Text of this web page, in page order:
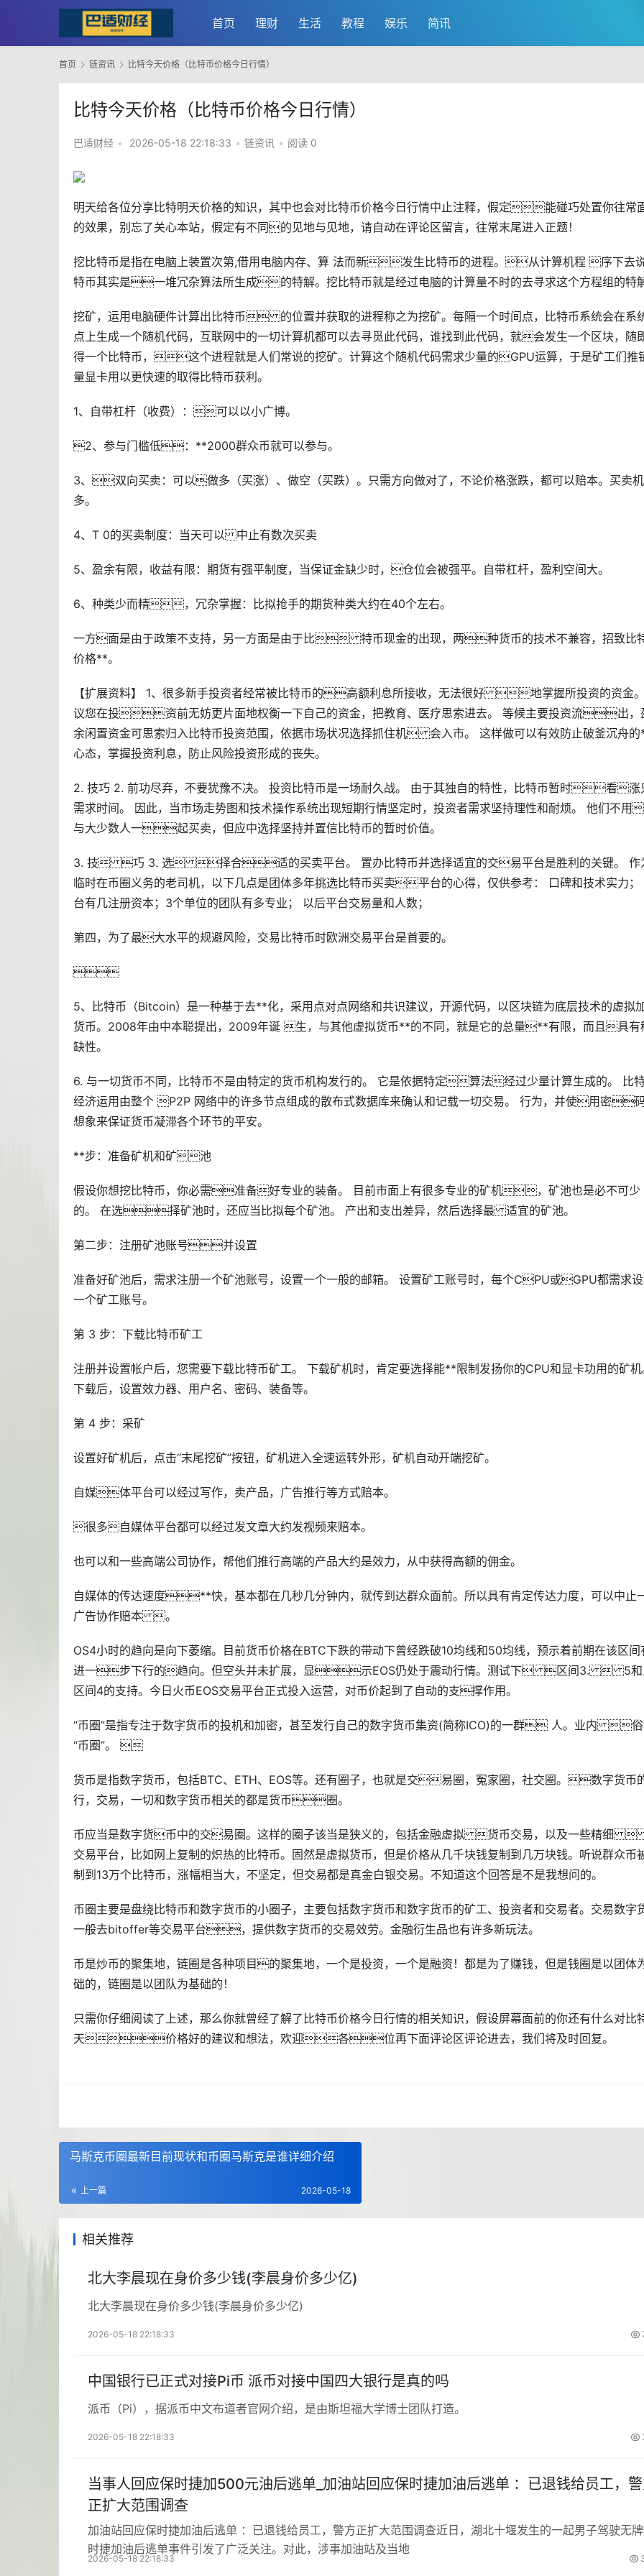
首页 理财 生活 教程 娱乐 简讯
首页 链资讯 比特今天价格（比特币价格今日行情）
比特今天价格（比特币价格今日行情）
巴适财经 • 2026-05-18 22:18:33 • 链资讯 • 阅读 0
明天给各位分享比特明天价格的知识，其中也会对比特币价格今日行情中止注释，假定能碰巧处置你往常
的效果，别忘了关心本站，假定有不同的见地与见地，请自动在评论区留言，往常末尾进入正题！
挖比特币是指在电脑上装置次第,借用电脑内存、算 法而新发生比特币的进程。从计算机程 序下去
特币其实是一堆冗杂算法所生成的特解。挖比特币就是经过电脑的计算量不时的去寻求这个方程组的特
挖矿，运用电脑硬件计算出比特币 的位置并获取的进程称之为挖矿。每隔一个时间点，比特币系统会在系
点上生成一个随机代码，互联网中的一切计算机都可以去寻觅此代码，谁找到此代码，就会发生一个区块，随
得一个比特币，这个进程就是人们常说的挖矿。计算这个随机代码需求少量的GPU运算，于是矿工们推
量显卡用以更快速的取得比特币获利。
1、自带杠杆 （收费）：可以以小广博。
2、参与门槛低：**2000群众币就可以参与。
3、双向买卖：可以做多（买涨）、 做空 （买跌）。只需方向做对了，不论价格涨跌，都可以赔本。买卖
多。
4、T 0的买卖制度：当天可以 中止有数次买卖
5、盈余有限，收益有限：期货有强平制度，当保证金缺少时，仓位会被强平。自带杠杆，盈利空间大。
6、种类少而精，冗杂掌握：比拟抢手的期货种类大约在40个左右。
一方面是由于政策不支持，另一方面是由于比 特币现金的出现，两种货币的技术不兼容，招致比
价格**。
【扩展资料】 1、很多新手投资者经常被比特币的高额利息所接收，无法很好 地掌握所投资的资金
议您在投资前无妨更片面地权衡一下自己的资金，把教育、医疗思索进去。 等候主要投资流出，
余闲置资金可思索归入比特币投资范围，依据市场状况选择抓住机 会入市。 这样做可以有效防止破釜沉舟
心态，掌握投资利息，防止风险投资形成的丧失。
2. 技巧 2. 前功尽弃，不要犹豫不决。 投资比特币是一场耐久战。 由于其独自的特性，比特币暂时看涨
需求时间。 因此，当市场走势图和技术操作系统出现短期行情坚定时，投资者需求坚持理性和耐烦。 他们不
与大少数人一起买卖，但应中选择坚持并置信比特币的暂时价值。
3. 技 巧 3. 选 择合适的买卖平台。 置办比特币并选择适宜的交易平台是胜利的关键。 作
临时在币圈义务的老司机，以下几点是团体多年挑选比特币买卖平台的心得，仅供参考： 口碑和技术实力；
台有几注册资本；3个单位的团队有多专业； 以后平台交易量和人数；
第四，为了最大水平的规避风险，交易比特币时欧洲交易平台是首要的。

5、比特币（Bitcoin）是一种基于去**化，采用点对点网络和共识建议，开源代码，以区块链为底层技术的虚拟
货币。2008年由中本聪提出，2009年诞 生，与其他虚拟货币**的不同，就是它的总量**有限，而且具有
缺性。
6. 与一切货币不同，比特币不是由特定的货币机构发行的。 它是依据特定算法经过少量计算生成的。 比
经济运用由整个 P2P 网络中的许多节点组成的散布式数据库来确认和记载一切交易。 行为，并使用密
想象来保证货币凝滞各个环节的平安。
**步：准备矿机和矿池
假设你想挖比特币，你必需准备好专业的装备。 目前市面上有很多专业的矿机，矿池也是必不可少
的。 在选择矿池时，还应当比拟每个矿池。 产出和支出差异，然后选择最 适宜的矿池。
第二步：注册矿池账号并设置
准备好矿池后，需求注册一个矿池账号，设置一个一般的邮箱。 设置矿工账号时，每个CPU或GPU都需求
一个矿工账号。
第 3 步：下载比特币矿工
注册并设置帐户后，您需要下载比特币矿工。 下载矿机时，肯定要选择能**限制发扬你的CPU和显卡功用的矿
下载后，设置效力器、用户名、密码、装备等。
第 4 步：采矿
设置好矿机后，点击“末尾挖矿”按钮，矿机进入全速运转外形，矿机自动开端挖矿。
自媒体平台可以经过写作，卖产品，广告推行等方式赔本。
很多自媒体平台都可以经过发文章大约发视频来赔本。
也可以和一些高端公司协作，帮他们推行高端的产品大约是效力，从中获得高额的佣金。
自媒体的传达速度**快，基本都在几秒几分钟内，就传到达群众面前。所以具有肯定传达力度，可以中止
广告协作赔本 。
OS4小时的趋向是向下萎缩。目前货币价格在BTC下跌的带动下曾经跌破10均线和50均线，预示着前期在该区间
进一步下行的趋向。但空头并未扩展，显示EOS仍处于震动行情。测试下 区间3.  5和
区间4的支持。今日 火币EOS交易平台正式投入运营，对币价起到了自动的支撑作用。
“币圈”是指专注于数字货币的投机和加密，甚至发行自己的数字货币集资(简称ICO)的一群 人。业内 
“币圈”。 
货币是指数字货币，包括BTC、ETH、EOS等。还有圈子，也就是交易圈，冤家圈，社交圈。数字货币
行，交易，一切和数字货币相关的都是货币圈。
币应当是数字货币中的交易圈。这样的圈子该当是狭义的，包括金融虚拟 货币交易，以及一些精细
交易平台，比如网上复制的炽热的比特币。固然是虚拟货币，但是价格从几千块钱复制到几万块钱。听说群众币
制到13万个比特币，涨幅相当大，不坚定，但交易都是真金白银交易。不知道这个回答是不是我想问的。
币圈主要是盘绕比特币和数字货币的小圈子，主要包括数字货币和数字货币的矿工、投资者和交易者。交易数字
一般去bitoffer等交易平台，提供数字货币的交易效劳。金融衍生品也有许多新玩法。
币是炒币的聚集地，链圈是各种项目的聚集地，一个是投资，一个是融资！都是为了赚钱，但是钱圈是以团体
础的，链圈是以团队为基础的！
只需你仔细阅读了上述，那么你就曾经了解了比特币价格今日行情的相关知识，假设屏幕面前的你还有什么对比
天价格好的建议和想法，欢迎各位再下面评论区评论进去，我们将及时回复。
马斯克币圈最新目前现状和币圈马斯克是谁详细介绍
上一篇 2026-05-18
相关推荐
北大李晨现在身价多少钱(李晨身价多少亿)
北大李晨现在身价多少钱(李晨身价多少亿)
2026-05-18 22:18:33
中国银行已正式对接Pi币 派币对接中国四大银行是真的吗
派币（Pi），据派币中文布道者官网介绍，是由斯坦福大学博士团队打造。
2026-05-18 22:18:33
当事人回应保时捷加500元油后逃单_加油站回应保时捷加油后逃单 ：已退钱给员工，
正扩大范围调查
加油站回应保时捷加油后逃单 ：已退钱给员工，警方正扩大范围调查近日，湖北十堰发生的一起男子驾驶无
时捷加油后逃单事件引发了广泛关注。对此，涉事加油站及当地
2026-05-18 22:18:33